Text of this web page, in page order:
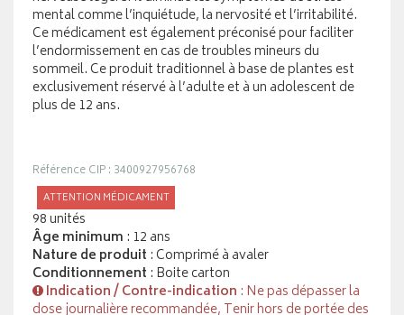
mental comme l’inquiétude, la nervosité et l’irritabilité.
Ce médicament est également préconisé pour faciliter
l’endormissement en cas de troubles mineurs du
sommeil. Ce produit traditionnel à base de plantes est
exclusivement réservé à l’adulte et à un adolescent de
plus de 12 ans.
Référence CIP : 3400927956768
ATTENTION MÉDICAMENT
98 unités
Âge minimum : 12 ans
Nature de produit : Comprimé à avaler
Conditionnement : Boite carton
Indication / Contre-indication : Ne pas dépasser la
dose journalière recommandée, Tenir hors de portée des